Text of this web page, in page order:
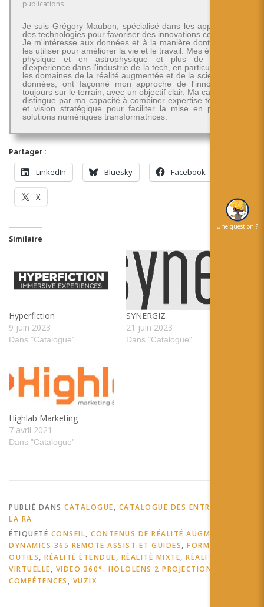
publications
Je suis Grégory Maubon, spécialisé dans les applications
des technologies pour favoriser des innovations concrètes.
Je m'intéresse aux données et à la manière dont on peut
les utiliser pour améliorer la vie et le travail. Mes études en
physique et en astrophysique et plus de 30 ans
d'expérience dans l'industrie de la tech, en particulier dans
les domaines de la réalité augmentée et de la science des
données, ont façonné mon approche de l'innovation -
toujours sur le terrain, avec un objectif clair. Ma carrière se
distingue par ma capacité à combiner expertise technique
et vision stratégique pour faciliter la mise en place de
solutions numériques transformatrices.
Partager :
LinkedIn Bluesky Facebook
X
Similaire
Hyperfiction
9 juin 2023
Dans "Catalogue"
SYNERGIZ
21 juin 2023
Dans "Catalogue"
Highlab Marketing
7 avril 2021
Dans "Catalogue"
PUBLIÉ DANS CATALOGUE, CATALOGUE DES ENTREPRISES DE
LA RA
ÉTIQUETÉ CONSEIL, CONTENUS DE RÉALITÉ AUGMENTÉE
DYNAMICS 365 REMOTE ASSIST ET GUIDES, FORMATION RA
OUTILS, RÉALITÉ ÉTENDUE, RÉALITÉ MIXTE, RÉALITÉ
VIRTUELLE, VIDEO 360°. HOLOLENS 2 PROJECTION DE
COMPÉTENCES , VUZIX
Une question ?